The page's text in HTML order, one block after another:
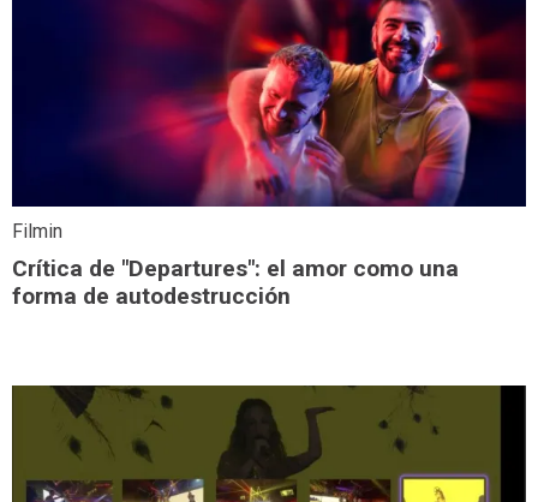
Filmin
Crítica de "Departures": el amor como una
forma de autodestrucción